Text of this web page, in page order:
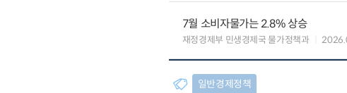
7월 소비자물가는 2.8% 상승
재정경제부 민생경제국 물가정책과
일반경제정책